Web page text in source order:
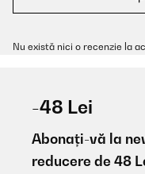
Nu există nici o recenzie la
-48 Lei
Abonați-vă la
reducere de 48